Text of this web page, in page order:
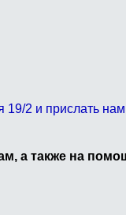
19/2 и прислать
а также на